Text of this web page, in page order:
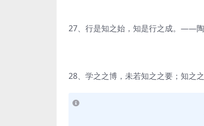
27、行是知之始，知是行之成。——
28、学之之博，未若知之之要；知之